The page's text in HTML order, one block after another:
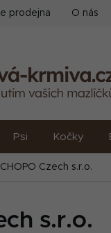
prodejna O nás
Psi Kočky
CHOPO Czech s.r.o.
s.r.o.